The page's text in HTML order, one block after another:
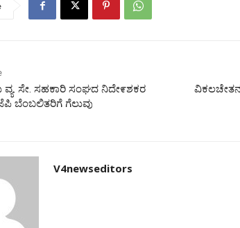
ವ್ಯ. ಸೇ. ಸಹಕಾರಿ ಸಂಘದ ನಿದೇ೯ಶಕರ
ಬೆಂಬಲಿತರಿಗೆ ಗೆಲುವು
V4newseditors